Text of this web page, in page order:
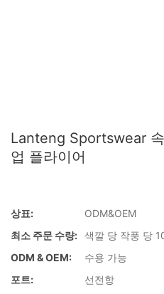
Lanteng Sportswear
업 플라이어
상표:
ODM&OEM
최소 주문 수량: 색깔 당 작풍 당
ODM & OEM:
수용 가능
포트:
선전항